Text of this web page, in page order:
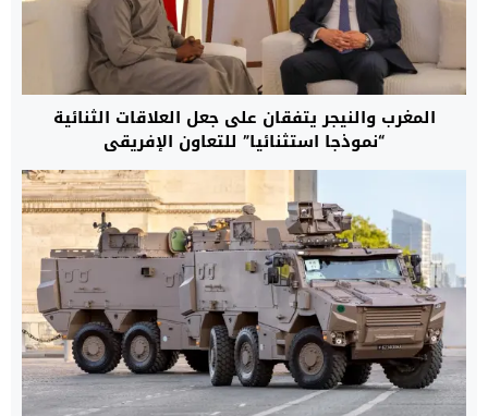
المغرب والنيجر يتفقان على جعل العلاقات الثنائية
“نموذجا استثنائيا” للتعاون الإفريقي